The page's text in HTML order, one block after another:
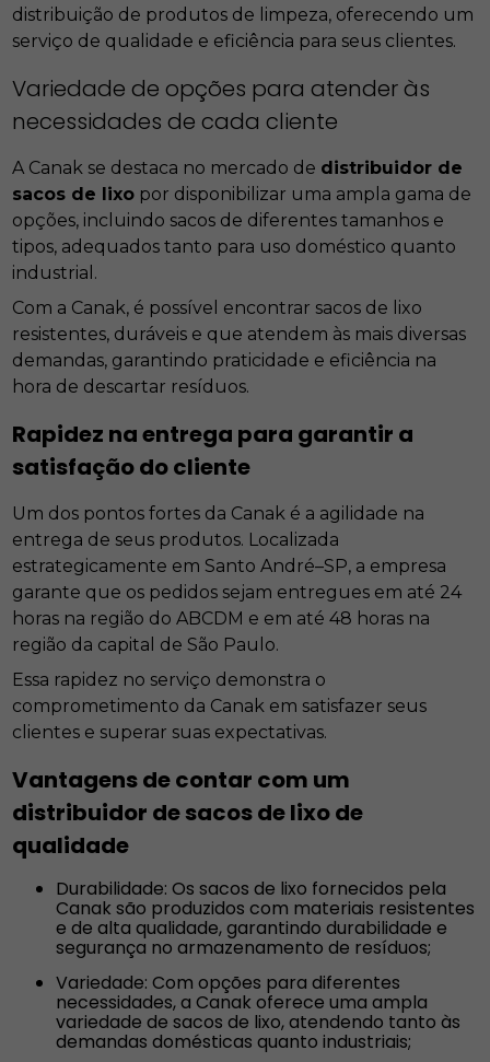
distribuição de produtos de limpeza, oferecendo um
serviço de qualidade e eficiência para seus clientes.
Variedade de opções para atender às
necessidades de cada cliente
A Canak se destaca no mercado de distribuidor de
sacos de lixo por disponibilizar uma ampla gama de
opções, incluindo sacos de diferentes tamanhos e
tipos, adequados tanto para uso doméstico quanto
industrial.
Com a Canak, é possível encontrar sacos de lixo
resistentes, duráveis e que atendem às mais diversas
demandas, garantindo praticidade e eficiência na
hora de descartar resíduos.
Rapidez na entrega para garantir a
satisfação do cliente
Um dos pontos fortes da Canak é a agilidade na
entrega de seus produtos. Localizada
estrategicamente em Santo André–SP, a empresa
garante que os pedidos sejam entregues em até 24
horas na região do ABCDM e em até 48 horas na
região da capital de São Paulo.
Essa rapidez no serviço demonstra o
comprometimento da Canak em satisfazer seus
clientes e superar suas expectativas.
Vantagens de contar com um
distribuidor de sacos de lixode
qualidade
Durabilidade: Os sacos de lixo fornecidos pela
Canak são produzidos com materiais resistentes
e de alta qualidade, garantindo durabilidade e
segurança no armazenamento de resíduos;
Variedade: Com opções para diferentes
necessidades, a Canak oferece uma ampla
variedade de sacos de lixo, atendendo tanto às
demandas domésticas quanto industriais;